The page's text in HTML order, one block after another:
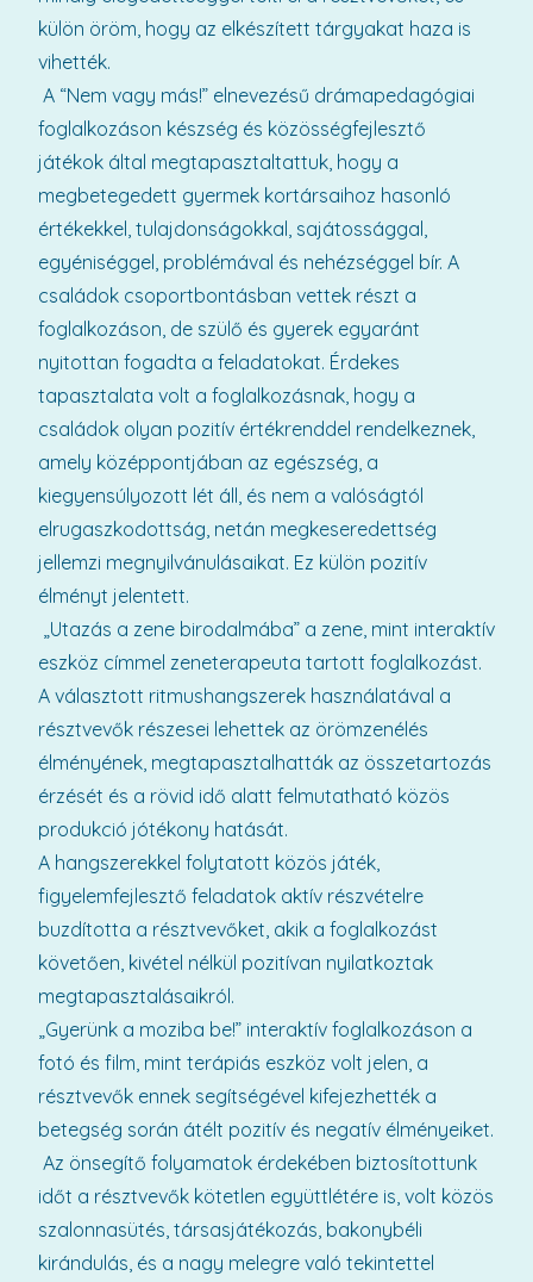
külön öröm, hogy az elkészített tárgyakat haza is
vihették.
A “Nem vagy más!” elnevezésű drámapedagógiai
foglalkozáson készség és közösségfejlesztő
játékok által megtapasztaltattuk, hogy a
megbetegedett gyermek kortársaihoz hasonló
értékekkel, tulajdonságokkal, sajátossággal,
egyéniséggel, problémával és nehézséggel bír. A
családok csoportbontásban vettek részt a
foglalkozáson, de szülő és gyerek egyaránt
nyitottan fogadta a feladatokat. Érdekes
tapasztalata volt a foglalkozásnak, hogy a
családok olyan pozitív értékrenddel rendelkeznek,
amely középpontjában az egészség, a
kiegyensúlyozott lét áll, és nem a valóságtól
elrugaszkodottság, netán megkeseredettség
jellemzi megnyilvánulásaikat. Ez külön pozitív
élményt jelentett.
„Utazás a zene birodalmába” a zene, mint interaktív
eszköz címmel zeneterapeuta tartott foglalkozást.
A választott ritmushangszerek használatával a
résztvevők részesei lehettek az örömzenélés
élményének, megtapasztalhatták az összetartozás
érzését és a rövid idő alatt felmutatható közös
produkció jótékony hatását.
A hangszerekkel folytatott közös játék,
figyelemfejlesztő feladatok aktív részvételre
buzdította a résztvevőket, akik a foglalkozást
követően, kivétel nélkül pozitívan nyilatkoztak
megtapasztalásaikról.
„Gyerünk a moziba be!” interaktív foglalkozáson a
fotó és film, mint terápiás eszköz volt jelen, a
résztvevők ennek segítségével kifejezhették a
betegség során átélt pozitív és negatív élményeiket.
Az önsegítő folyamatok érdekében biztosítottunk
időt a résztvevők kötetlen együttlétére is, volt közös
szalonnasütés, társasjátékozás, bakonybéli
kirándulás, és a nagy melegre való tekintettel